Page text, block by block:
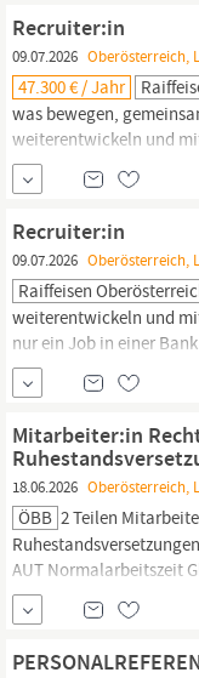
Werteorientiertes
Recruiter:in
09.07.2026 Oberösterreich,
47.300 € / Jahr
was bewegen,
weiterentwickeln und
nur ein Job in einer
Im Team Raiffeisen
Persönlichkeiten, die
Recruiter:in
09.07.2026 Oberösterreich,
Raiffeisen
weiterentwickeln und
nur ein Job in einer
Also, worauf wartest du
und starte voll durch!
Mitarbeiter:in
18.06.2026 Oberösterreich,
ÖBB 2 Teilen
AUT Normalarbeitszeit
Wege gehen. Und neue
uns. Jetzt Teil des